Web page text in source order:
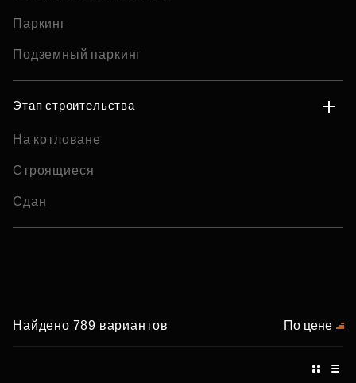
Паркинг
Подземный паркинг
Этап строительства
На котловане
Строящиеся
Сдан
Найдено 789 вариантов По цене